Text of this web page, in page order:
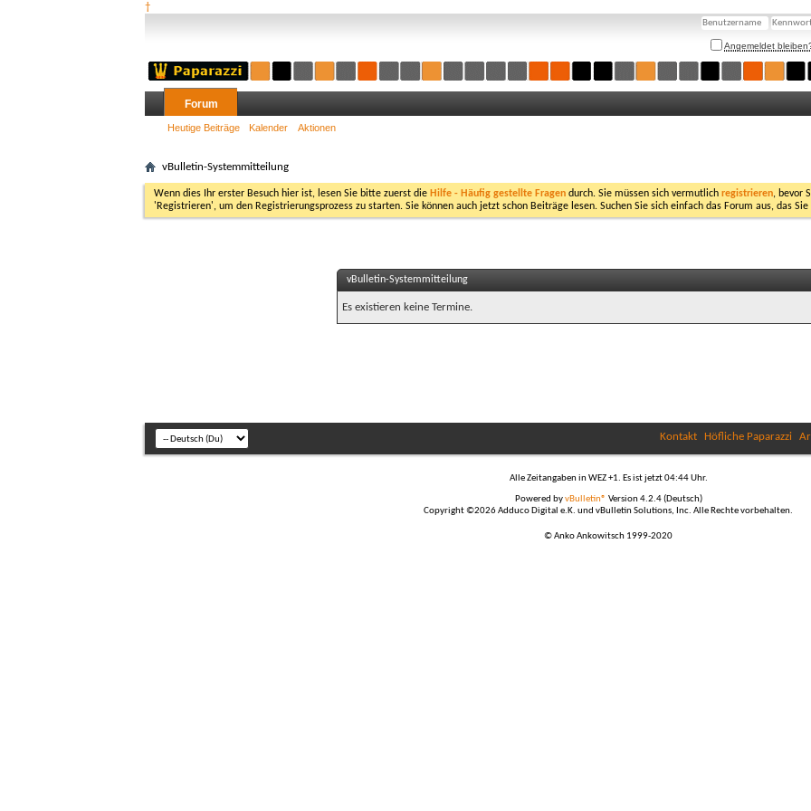
†
Angemeldet
Forum
Heutige Beiträge Kalender Aktionen
vBulletin-Systemmitteilung
Wenn dies Ihr erster Besuch hier ist, lesen Sie bitte zuerst die Hilfe - Häufig gestellte Fragen durch. Sie müssen sich vermutlich registrieren, bevor
'Registrieren', um den Registrierungsprozess zu starten. Sie können auch jetzt schon Beiträge lesen. Suchen Sie sich einfach das Forum aus, das
vBulletin-Systemmitteilung
Es existieren keine Termine.
Kontakt Höfliche Paparazzi
Alle Zeitangaben in WEZ +1. Es ist jetzt04:44Uhr.
Powered byvBulletin® Version 4.2.4 (Deutsch)
Copyright ©2026 Adduco Digital e.K. und vBulletin Solutions, Inc. Alle Rechte vorbehalten.
© Anko Ankowitsch 1999-2020